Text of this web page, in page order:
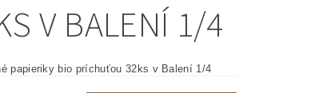
V BALENÍ 1/4
ochutené papieriky bio príchuťou 32ks v Balení 1/4